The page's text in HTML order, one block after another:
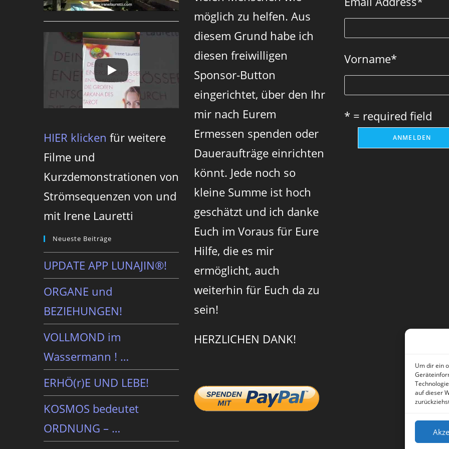
Um dir ein
auf dieser
HIER klicken für weitere
Filme und
Kurzdemonstrationen von
Strömsequenzen von und
mit Irene Lauretti
Neueste Beiträge
UPDATE APP LUNAJIN®!
ORGANE und
BEZIEHUNGEN!
VOLLMOND im
Wassermann ! …
ERHÖ(r)E UND LEBE!
KOSMOS bedeutet
ORDNUNG – …
möglich zu helfen. Aus
diesem Grund habe ich
diesen freiwilligen
Sponsor-Button
eingerichtet, über den Ihr
mir nach Eurem
Ermessen spenden oder
Daueraufträge einrichten
könnt. Jede noch so
kleine Summe ist hoch
geschätzt und ich danke
Euch im Voraus für Eure
Hilfe, die es mir
ermöglicht, auch
weiterhin für Euch da zu
sein!
HERZLICHEN DANK!
new
tab
new
tab
new
tab
Vorname*
* = required field